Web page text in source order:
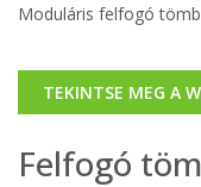
Moduláris felfogó
TEKINTSE MEG A
Felfogó